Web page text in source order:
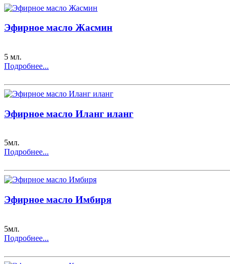
Эфирное масло Жасмин
5 мл.
Подробнее...
Эфирное масло Иланг иланг
5мл.
Подробнее...
Эфирное масло Имбиря
5мл.
Подробнее...